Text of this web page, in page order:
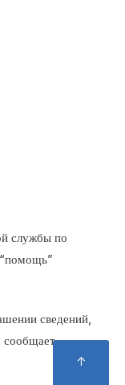
службы по
за “помощь”
Об этом
области.
↑